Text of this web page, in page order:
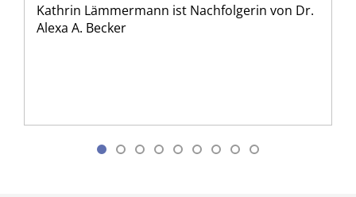
Kathrin Lämmermann ist Nachfolgerin von Dr.
Alexa A. Becker